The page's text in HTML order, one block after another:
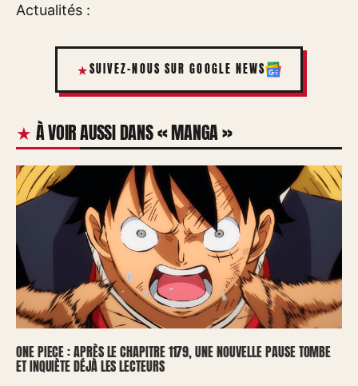
Actualités :
SUIVEZ-NOUS SUR GOOGLE NEWS
À VOIR AUSSI DANS « MANGA »
ONE PIECE : APRÈS LE CHAPITRE 1179, UNE NOUVELLE PAUSE TOMBE
ET INQUIÈTE DÉJÀ LES LECTEURS